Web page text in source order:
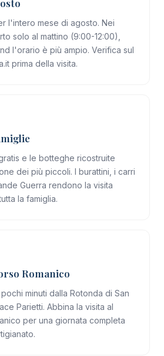
l'intero mese di agosto. Nei
solo al mattino (9:00-12:00),
l'orario è più ampio. Verifica sul
prima della visita.
e le botteghe ricostruite
dei più piccoli. I burattini, i carri
Guerra rendono la visita
la famiglia.
Romanico
minuti dalla Rotonda di San
Parietti. Abbina la visita al
per una giornata completa